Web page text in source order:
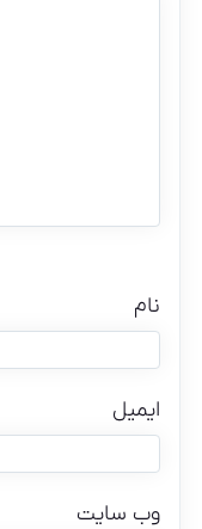
نام
ایمیل
وب‌ سایت